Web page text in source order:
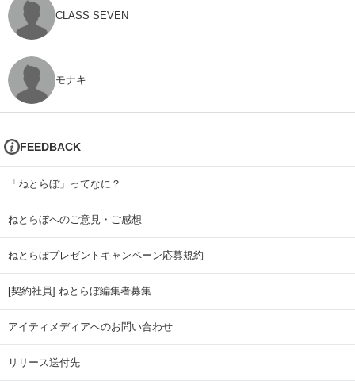
CLASS SEVEN
モナキ
FEEDBACK
「ねとらぼ」ってなに？
ねとらぼへのご意見・ご感想
ねとらぼプレゼントキャンペーン応募規約
[契約社員] ねとらぼ編集者募集
アイティメディアへのお問い合わせ
リリース送付先